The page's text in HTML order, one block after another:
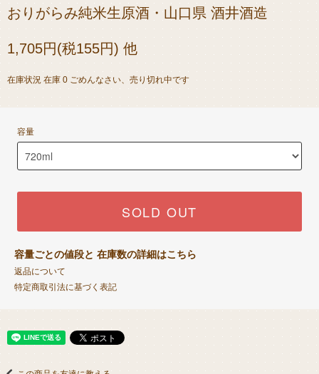
おりがらみ純米生原酒・山口県 酒井酒造
1,705円(税155円) 他
在庫状況 在庫 0 ごめんなさい、売り切れ中です
容量
SOLD OUT
容量ごとの値段と 在庫数の詳細はこちら
返品について
特定商取引法に基づく表記